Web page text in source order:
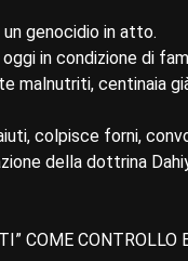
un genocidio in atto.
in condizione di
malnutriti, centinaia
colpisce forni,
della dottrina
COME CONTROLLO